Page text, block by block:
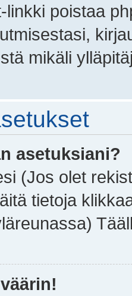
linkki poistaa
mikäli
asetuksiani?
(Jos olet
tietoja